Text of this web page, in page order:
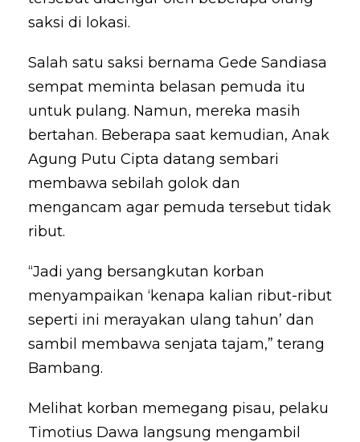
saksi di lokasi.
Salah satu saksi bernama Gede Sandiasa
sempat meminta belasan pemuda itu
untuk pulang. Namun, mereka masih
bertahan. Beberapa saat kemudian, Anak
Agung Putu Cipta datang sembari
membawa sebilah golok dan
mengancam agar pemuda tersebut tidak
ribut.
“Jadi yang bersangkutan korban
menyampaikan ‘kenapa kalian ribut-ribut
seperti ini merayakan ulang tahun’ dan
sambil membawa senjata tajam,” terang
Bambang.
Melihat korban memegang pisau, pelaku
Timotius Dawa langsung mengambil